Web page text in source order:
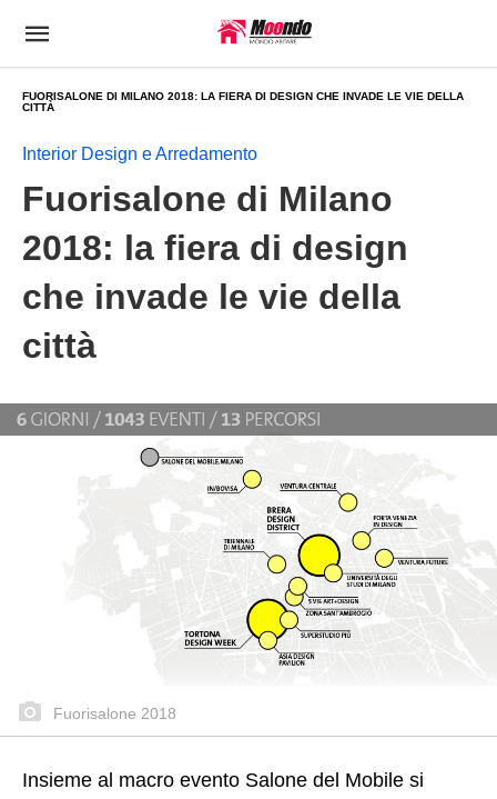
FUORISALONE DI MILANO 2018: LA FIERA DI DESIGN CHE INVADE LE VIE DELLA
CITTÀ
Interior Design e Arredamento
Fuorisalone di Milano
2018: la fiera di design
che invade le vie della
città
Fuorisalone 2018
Insieme al macro evento Salone del Mobile si